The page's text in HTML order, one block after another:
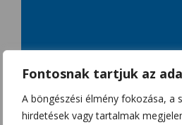
Fontosnak tartjuk az
A böngészési élmény fokozása, a
hirdetések vagy tartalmak